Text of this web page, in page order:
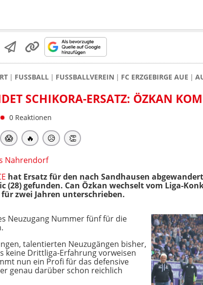
FUSSBALL FUSSBALLVEREIN FC ERZGEBIRGE AUE
SCHIKORA-ERSATZ: ÖZKAN
0 Reaktionen
😱 🔥 😥 👏
Nahrendorf
hat Ersatz für den nach Sandhausen
(28) gefunden. Can Özkan wechselt vom Liga-
zwei Jahren unterschrieben.
Neuzugang Nummer fünf für die
talentierten Neuzugängen bisher,
keine Drittliga-Erfahrung vorweisen
nun ein Profi für das defensive
genau darüber schon reichlich